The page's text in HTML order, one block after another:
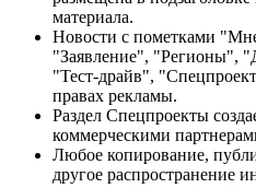
материала.
Новости с пометками
"Заявление", "Регионы",
"Тест-драйв",
правах рекламы.
Раздел Спецпроекты
коммерческими
Любое копирование,
другое распространение